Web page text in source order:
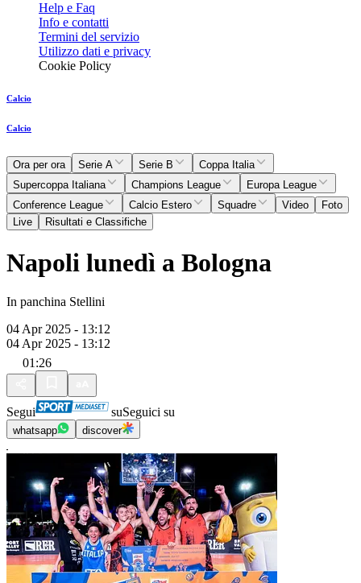
Help e Faq
Info e contatti
Termini del servizio
Utilizzo dati e privacy
Cookie Policy
Calcio
Calcio
Ora per ora Serie A Serie B
Coppa Italia
Supercoppa Italiana
Champions League
Europa League
Conference League
Calcio Estero Squadre Video
Foto
Live
Risultati e Classifiche
Napoli lunedì a Bologna
In panchina Stellini
04 Apr 2025 - 13:12
04 Apr 2025 - 13:12
01:26
Segui suSeguici su
whatsapp discover